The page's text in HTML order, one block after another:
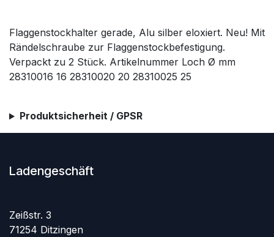
Flaggenstockhalter gerade, Alu silber eloxiert. Neu! Mit
Rändelschraube zur Flaggenstockbefestigung.
Verpackt zu 2 Stück. Artikelnummer Loch Ø mm
28310016 16 28310020 20 28310025 25
Produktsicherheit / GPSR
Ladengeschäft
Zeißstr. 3
71254 Ditzingen